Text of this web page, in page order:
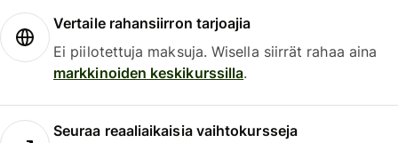
Vertaile rahansiirron tarjoajia
Ei piilotettuja maksuja. Wisella siirrät rahaa aina
markkinoiden keskikurssilla.
Seuraa reaaliaikaisia vaihtokursseja